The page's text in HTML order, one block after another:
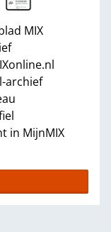
MIX
archief
in MijnMIX